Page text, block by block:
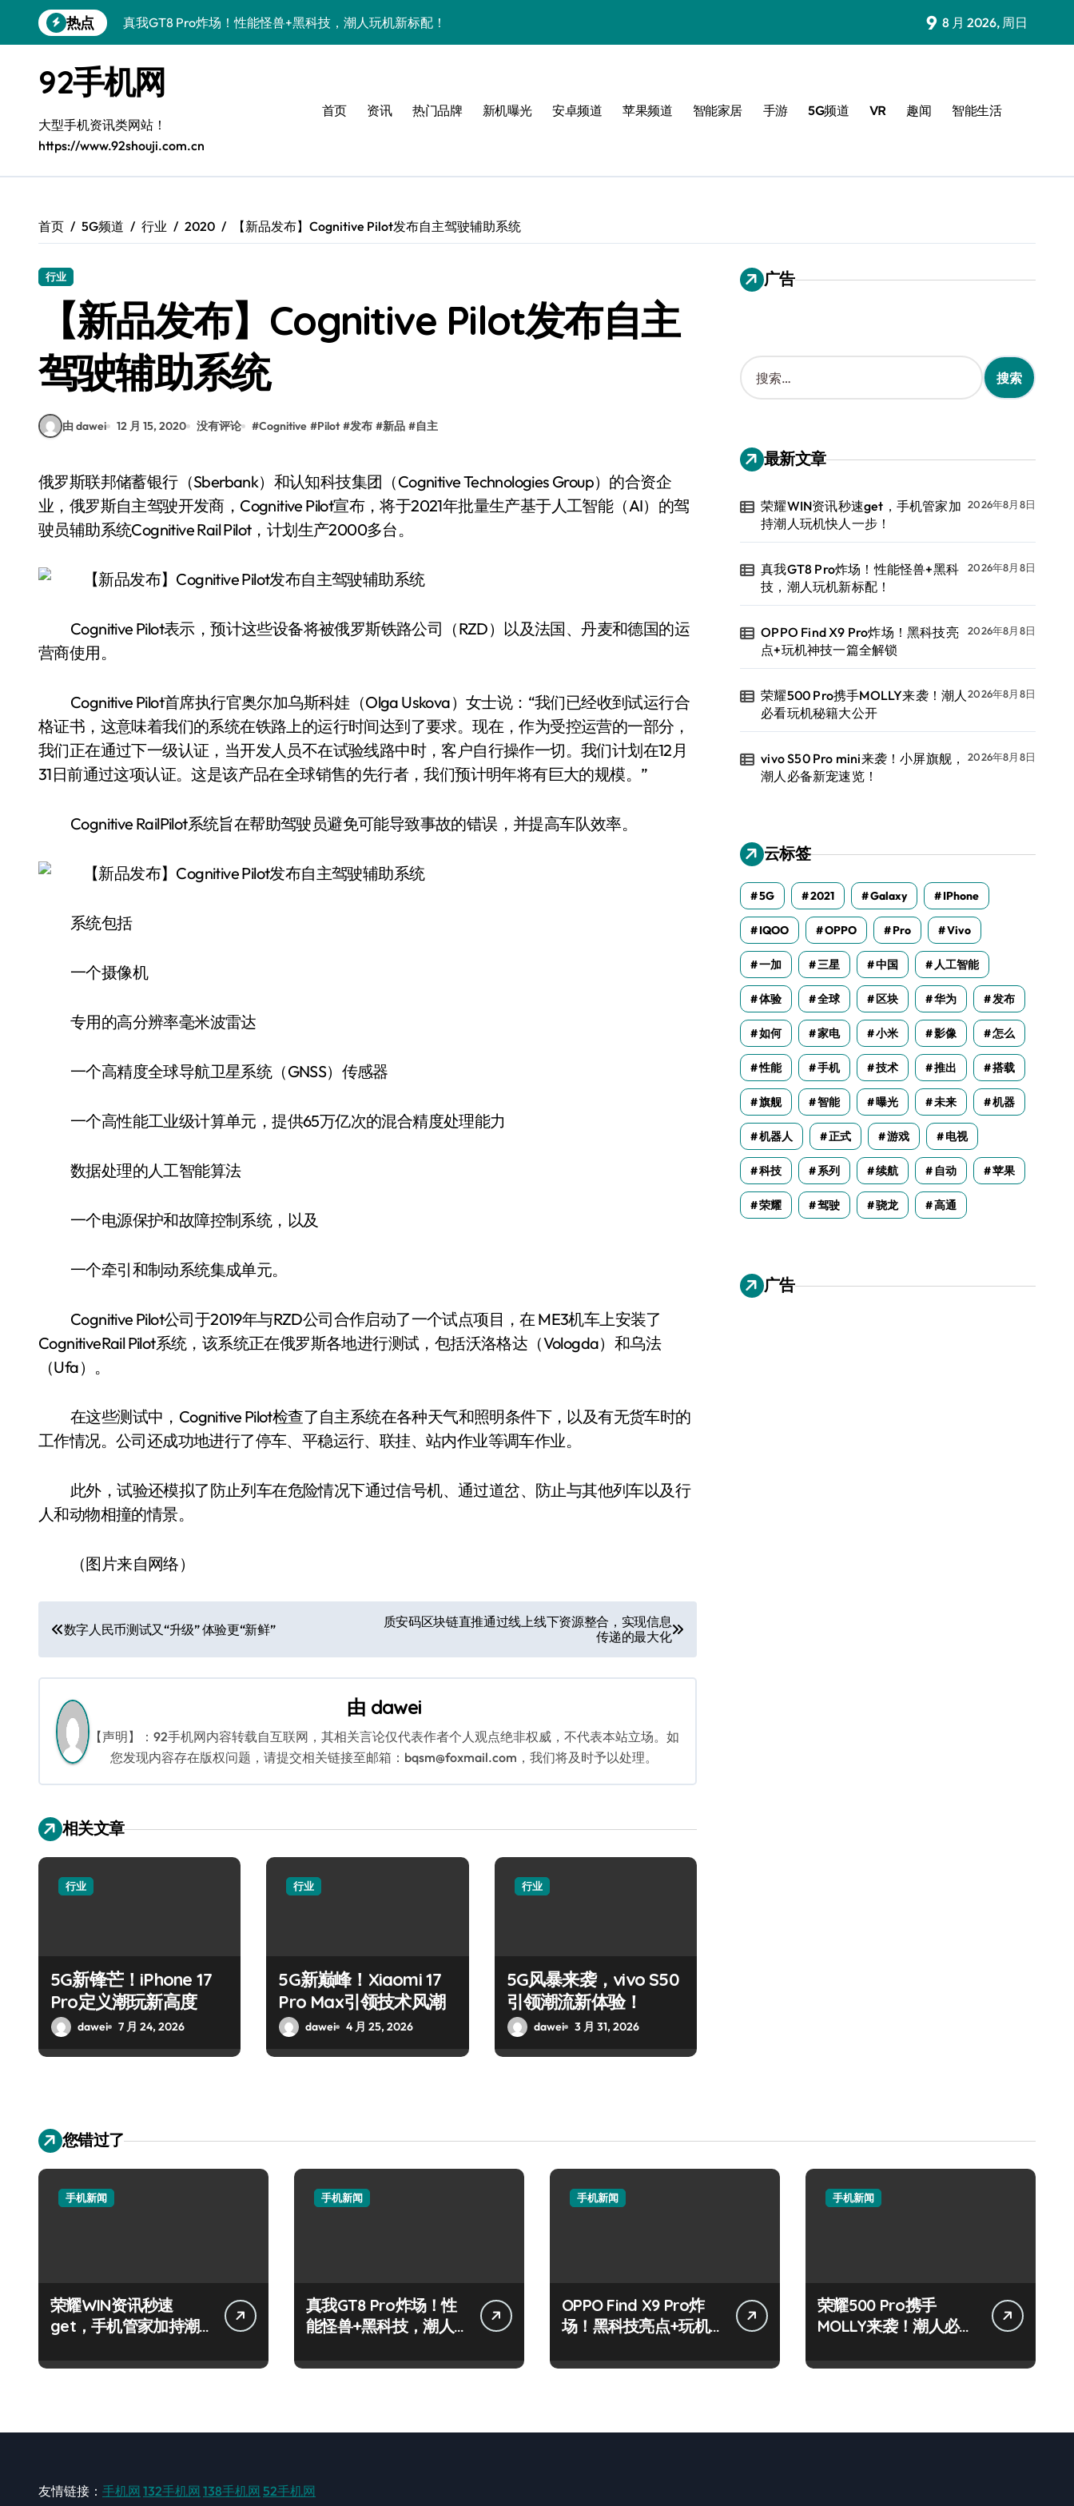
到
热点
真我GT8 Pro炸场！性能怪兽+黑科技，潮人玩机新标配！
荣耀500 Pro携手MOLLY来袭！潮人必看玩机秘籍大公开
vivo S50 Pro mini来袭！小屏旗舰，潮人必备新宠速览！
REDMI K90炸场来袭！性能怪兽+黑科技配置全揭秘
荣耀ROBOT PHONE炸场！手机一握，智能资讯全收割！
iPhone 17e炸场来袭！性能配置大升级，潮人速来围观！
荣耀WIN资讯秒速get，手机管家加持潮人玩机快人一步！
9 8 月 2026, 周日
92手机网
大型手机资讯类网站！
https://www.92shouji.com.cn
首页 资讯 热门品牌 新机曝光 安卓频道 苹果频道 智能家居 手游 5G频道 VR 趣闻 智能生活
首页 5G频道 行业 2020 【新品发布】Cognitive Pilot发布自主驾驶辅助系统
行业
【新品发布】Cognitive Pilot发布自主
驾驶辅助系统
由 dawei 12 月 15, 2020 没有评论 #Cognitive #Pilot #发布 #新品 #自主
俄罗斯联邦储蓄银行（Sberbank）和认知科技集团（Cognitive Technologies Group）的合资企
业，俄罗斯自主驾驶开发商，Cognitive Pilot宣布，将于2021年批量生产基于人工智能（AI）的驾
驶员辅助系统Cognitive Rail Pilot，计划生产2000多台。
Cognitive Pilot表示，预计这些设备将被俄罗斯铁路公司（RZD）以及法国、丹麦和德国的运
营商使用。
Cognitive Pilot首席执行官奥尔加乌斯科娃（Olga Uskova）女士说：“我们已经收到试运行合
格证书，这意味着我们的系统在铁路上的运行时间达到了要求。现在，作为受控运营的一部分，
我们正在通过下一级认证，当开发人员不在试验线路中时，客户自行操作一切。我们计划在12月
31日前通过这项认证。这是该产品在全球销售的先行者，我们预计明年将有巨大的规模。”
Cognitive RailPilot系统旨在帮助驾驶员避免可能导致事故的错误，并提高车队效率。
系统包括
一个摄像机
专用的高分辨率毫米波雷达
一个高精度全球导航卫星系统（GNSS）传感器
一个高性能工业级计算单元，提供65万亿次的混合精度处理能力
数据处理的人工智能算法
一个电源保护和故障控制系统，以及
一个牵引和制动系统集成单元。
Cognitive Pilot公司于2019年与RZD公司合作启动了一个试点项目，在 ME3机车上安装了
CognitiveRail Pilot系统，该系统正在俄罗斯各地进行测试，包括沃洛格达（Vologda）和乌法
（Ufa）。
在这些测试中，Cognitive Pilot检查了自主系统在各种天气和照明条件下，以及有无货车时的
工作情况。公司还成功地进行了停车、平稳运行、联挂、站内作业等调车作业。
此外，试验还模拟了防止列车在危险情况下通过信号机、通过道岔、防止与其他列车以及行
人和动物相撞的情景。
（图片来自网络）
文
章
导
航
数字人民币测试又“升级” 体验更“新鲜”
质安码区块链直推通过线上线下资源整合，实现信息
传递的最大化
由 dawei
【声明】：92手机网内容转载自互联网，其相关言论仅代表作者个人观点绝非权威，不代表本站立场。如
您发现内容存在版权问题，请提交相关链接至邮箱：bqsm@foxmail.com，我们将及时予以处理。
相关文章
行业
5G新锋芒！iPhone 17
Pro定义潮玩新高度
dawei 7 月 24, 2026
行业
5G新巅峰！Xiaomi 17
Pro Max引领技术风潮
dawei 4 月 25, 2026
行业
5G风暴来袭，vivo S50
引领潮流新体验！
dawei 3 月 31, 2026
广告
搜
索
：
最新文章
荣耀WIN资讯秒速get，手机管家加
持潮人玩机快人一步！
2026年8月8日
真我GT8 Pro炸场！性能怪兽+黑科
技，潮人玩机新标配！
2026年8月8日
OPPO Find X9 Pro炸场！黑科技亮
点+玩机神技一篇全解锁
2026年8月8日
荣耀500 Pro携手MOLLY来袭！潮人
必看玩机秘籍大公开
2026年8月8日
vivo S50 Pro mini来袭！小屏旗舰，
潮人必备新宠速览！
2026年8月8日
云标签
5G 2021 Galaxy IPhone
IQOO OPPO Pro Vivo
一加 三星 中国 人工智能
体验 全球 区块 华为 发布
如何 家电 小米 影像 怎么
性能 手机 技术 推出 搭载
旗舰 智能 曝光 未来 机器
机器人 正式 游戏 电视
科技 系列 续航 自动 苹果
荣耀 驾驶 骁龙 高通
广告
您错过了
手机新闻
荣耀WIN资讯秒速
get，手机管家加持潮
手机新闻
真我GT8 Pro炸场！性
能怪兽+黑科技，潮人
手机新闻
OPPO Find X9 Pro炸
场！黑科技亮点+玩机
手机新闻
荣耀500 Pro携手
MOLLY来袭！潮人必看
友情链接： 手机网 132手机网 138手机网 52手机网